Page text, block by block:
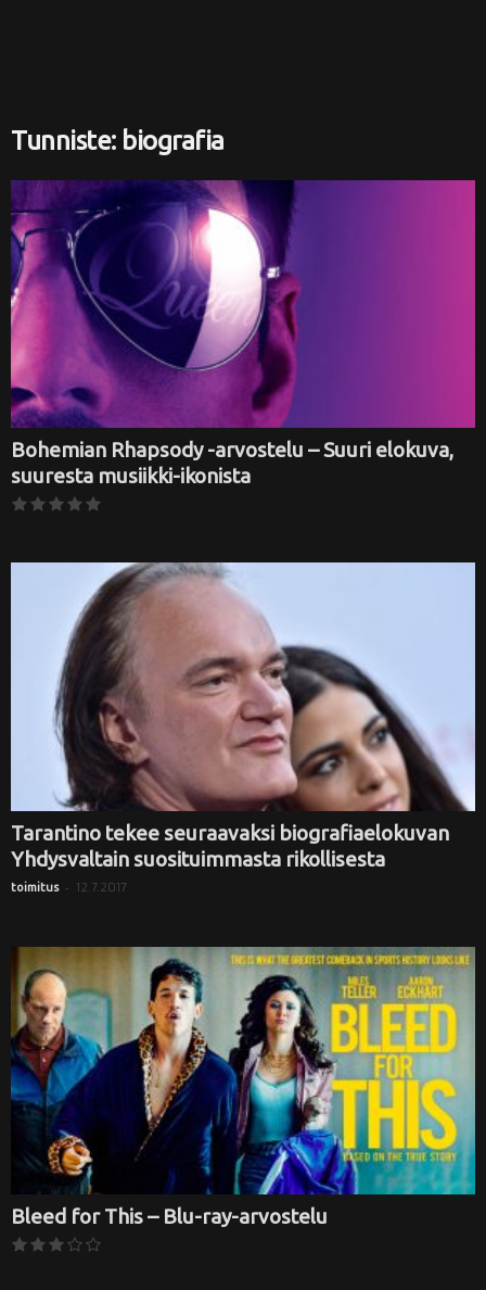
Tunniste: biografia
Bohemian Rhapsody -arvostelu – Suuri elokuva,
suuresta musiikki-ikonista
Tarantino tekee seuraavaksi biografiaelokuvan
Yhdysvaltain suosituimmasta rikollisesta
toimitus - 12.7.2017
Bleed for This – Blu-ray-arvostelu